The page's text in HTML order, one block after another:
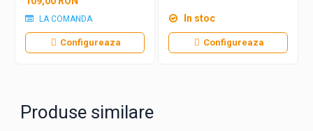
pagina fiecarui produs.
(basic/blank) al produsului, fara
vopsea/lac/bait/personalizare etc.
LA COMANDA
Configureaza
In stoc
Configureaza
Produse similare